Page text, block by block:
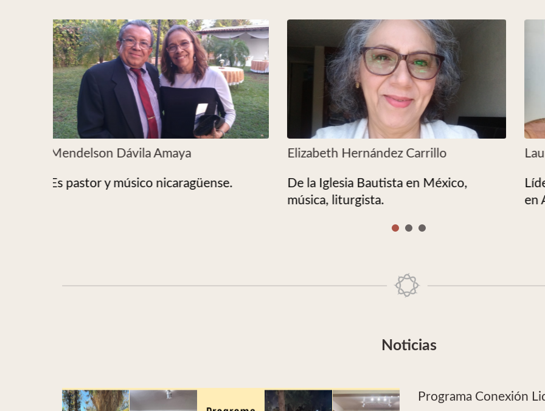
Elizabeth Hernández Carrillo
De la Iglesia Bautista en México,
Laura D’Angiola
Líder liturgista de la Iglesia Metodista
en Argentina.
Noticias
Programa Conexión